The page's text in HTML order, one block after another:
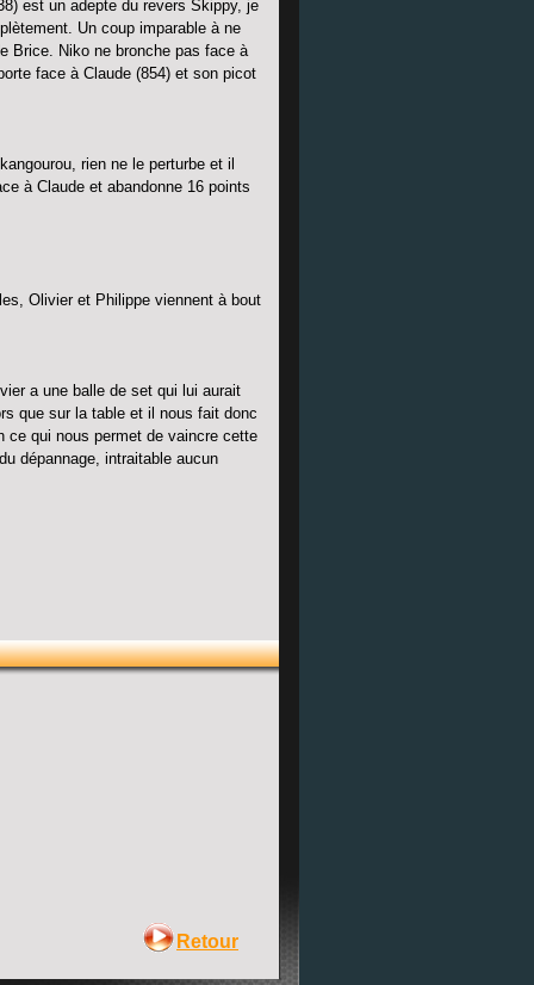
est un adepte du revers Skippy, je
Un coup imparable à ne
Brice. Niko ne bronche pas face à
face à Claude (854) et son picot
rien ne le perturbe et il
à Claude et abandonne 16 points
Olivier et Philippe viennent à bout
a une balle de set qui lui aurait
que sur la table et il nous fait donc
ce qui nous permet de vaincre cette
dépannage, intraitable aucun
Retour